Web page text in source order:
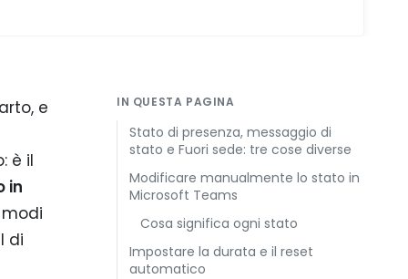
e
è il
in
di
IN QUESTA PAGINA
Stato di presenza, messaggio di
stato e Fuori sede: tre cose diverse
Modificare manualmente lo stato in
Microsoft Teams
Cosa significa ogni stato
Impostare la durata e il reset
automatico